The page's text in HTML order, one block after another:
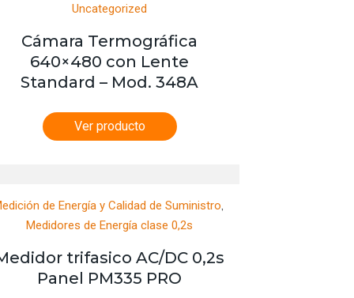
Uncategorized
Cámara Termográfica
640×480 con Lente
Standard – Mod. 348A
Ver producto
de Energía y Calidad de Suministro,
Medidores de Energía clase 0,2s
trifasico AC/DC 0,2s
Panel PM335 PRO